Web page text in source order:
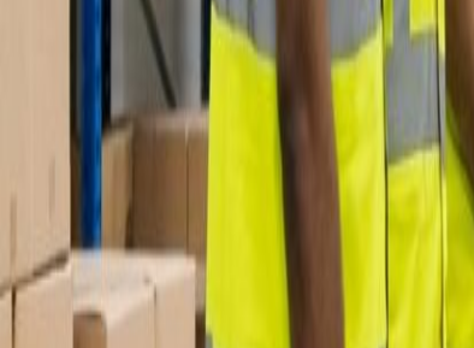
info@fondazionelevele.it